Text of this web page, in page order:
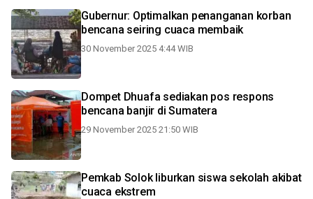
Gubernur: Optimalkan penanganan korban
bencana seiring cuaca membaik
30 November 2025 4:44 WIB
Dompet Dhuafa sediakan pos respons
bencana banjir di Sumatera
29 November 2025 21:50 WIB
Pemkab Solok liburkan siswa sekolah akibat
cuaca ekstrem